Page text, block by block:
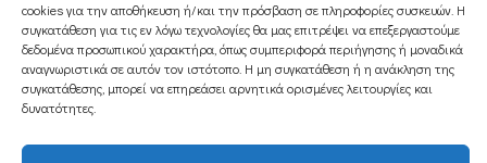
cookies για την αποθήκευση ή/και την πρόσβαση σε πληροφορίες συσκευών. Η
συγκατάθεση για τις εν λόγω τεχνολογίες θα μας επιτρέψει να επεξεργαστούμε
δεδομένα προσωπικού χαρακτήρα, όπως συμπεριφορά περιήγησης ή μοναδικά
αναγνωριστικά σε αυτόν τον ιστότοπο. Η μη συγκατάθεση ή η ανάκληση της
συγκατάθεσης, μπορεί να επηρεάσει αρνητικά ορισμένες λειτουργίες και
δυνατότητες.
Εγγραφείτε στο Newsletter μας